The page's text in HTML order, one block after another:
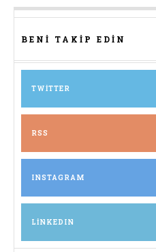
BENI TAKIP EDIN
TWITTER
RSS
INSTAGRAM
LINKEDIN